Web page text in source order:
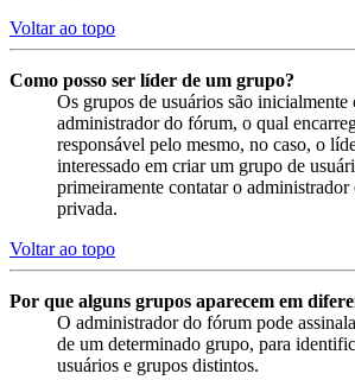
Voltar ao topo
Como posso ser líder de um grupo?
Os grupos de usuários são inicialmente
administrador do fórum, o qual
responsável pelo mesmo, no caso, o
interessado em criar um grupo de
primeiramente contatar o administrador
privada.
Voltar ao topo
Por que alguns grupos aparecem em
O administrador do fórum pode
de um determinado grupo, para
usuários e grupos distintos.